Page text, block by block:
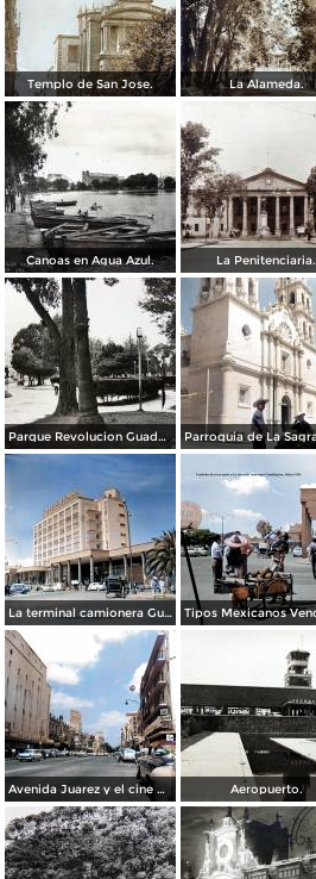
Templo de San Jose. La Alameda.
Canoas en Agua Azul. La Penitenciaria.
Parque Revolucion Guadalajara, Jalisco.
La terminal camionera Guadalajara, Jalisco 1961
Avenida Juarez y el cine Variedades Guadalajara, Jalisco 1961 Aeropuerto.